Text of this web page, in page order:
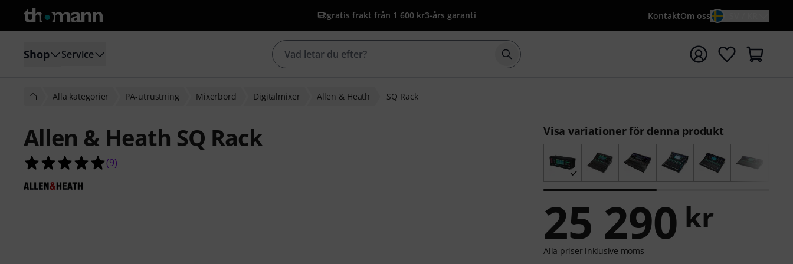
gratis frakt från 1 600 kr3-års garanti KontaktOm oss
Shop Service Börja sökningen med söktermen {searchTerm}
Alla kategorier PA-utrustning Mixerbord Digitalmixer Allen & Heath SQ Rack
Allen & Heath SQ Rack
5.0 av 5 stjärnor från 9 kundbetyg
(9)
Visa variationer för denna produkt
25 290 kr
Alla priser inklusive moms